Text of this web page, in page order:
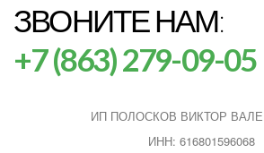
ЗВОНИТЕ НАМ:
+7 (863) 279-09-05
ИП ПОЛОСКОВ ВИКТОР
ИНН: 616801596068